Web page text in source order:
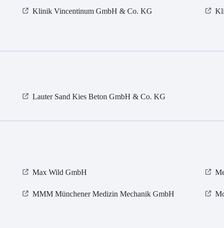
Klinik Vincentinum GmbH & Co. KG
Lauter Sand Kies Beton GmbH & Co. KG
Max Wild GmbH
MMM Münchener Medizin Mechanik GmbH